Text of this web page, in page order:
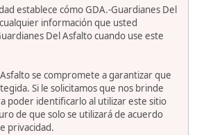
establece cómo GDA.-Guardianes Del
información que usted
Del Asfalto cuando use este
se compromete a garantizar que
Si le solicitamos que nos brinde
poder identificarlo al utilizar este sitio
de que solo se utilizará de acuerdo
privacidad.